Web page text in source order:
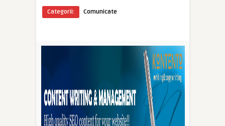
Categorii: Comunicate